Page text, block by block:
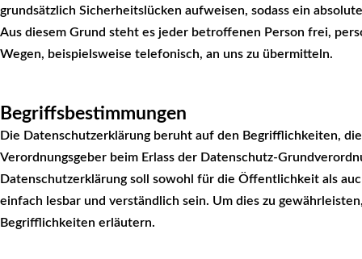
grundsätzlich Sicherheitslücken aufweisen, sodass ein
Aus diesem Grund steht es jeder betroffenen Person frei,
Wegen, beispielsweise telefonisch, an uns zu übermitteln.
Begriffsbestimmungen
Die Datenschutzerklärung beruht auf den Begrifflichkeiten,
Verordnungsgeber beim Erlass der Datenschutz-
Datenschutzerklärung soll sowohl für die Öffentlichkeit als
einfach lesbar und verständlich sein. Um dies zu
Begrifflichkeiten erläutern.